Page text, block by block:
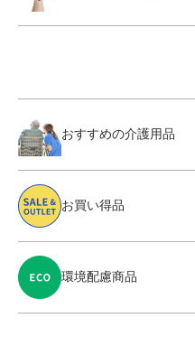
おすすめの介護用品
お買い得品
環境配慮商品